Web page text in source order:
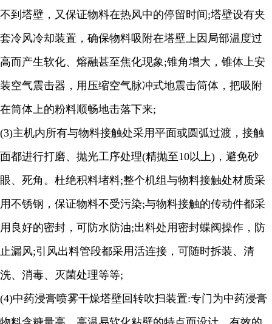
不到塔壁，又保证物料在热风中的停留时间 ;塔壁设有夹
套冷风冷却装置，确保物料吸附在塔壁上因局部温度过
高而产生软化、熔融甚至焦化现象;锥角增大，锥体上安
装空气震击器，用压缩空气脉冲式地震击筒体，把吸附
在筒体上的粉料顺畅地击落下来;
(3)主机内所有与物料接触处采用平面或圆弧过渡，接触
面都进行打磨、抛光工序处理(精抛至10以上) ，避免砂
眼、死角。杜绝积料堵料;整个机组与物料接触处材质采
用不锈钢，保证物料不受污染;与物料接触的传动件都采
用良好的密封，可防水防油;出料处用密封蝶阀操作，防
止漏风;引风出料管段都采用活连接，可随时拆装、清
洗、消毒、灭菌处理等等;
(4)中药浸膏喷雾干燥塔壁回转吹扫装置:专门为中药浸膏